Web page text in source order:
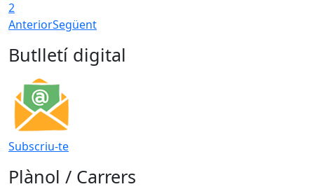
2
AnteriorSegüent
Butlletí digital
Subscriu-te
Plànol / Carrers